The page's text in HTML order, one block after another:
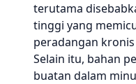
terutama
tinggi yang
peradangan
Selain itu, bahan
buatan dalam